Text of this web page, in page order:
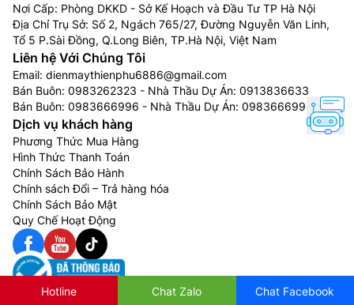
Ban đầu bạn muốn lắp Điều Hòa Multi với dàn lạnh
treo tường thì sau này vẫn có thể thay sang kiểu dáng
khác như âm trần, áp trần, giấu trần nối ống gió,… mà
không phải thay đổi cục nóng bên ngoài.
Nhược điểm của Điều hòa Multi
Dùđiều hòa Multi giá rẻ
có khá nhiều ưu điểm nhưng
bên cạnh đó chúng còn tồn tại những nhược điểm sau:
Điều hòa Mutil có chi phí đầu tư ban đầu khá cao
Điều hòa Multi thường có giá khá chênh lệch so với
chiếc Điều hòa thông thường, riêng cục nóng giá khá
cao. Và hơn hết không hẳn gia đình nào cũng có nhu
cầu lắp đặt Điều hòa cho tất cả các phòng trong nhà
mình. Do đó, việc đầu tư chọn mua Điều hòa Multi có
thể là không hợp lý.
Nơi Cấp: Phòng DKKD - Sở Kế Hoạch và Đầu Tư TP Hà Nội
Địa Chỉ Trụ Sở: Số 2, Ngách 765/27, Đường Nguyễn Văn Linh,
Tổ 5 P.Sài Đồng, Q.Long Biên, TP.Hà Nội, Việt Nam
Liên hệ Với Chúng Tôi
Email: dienmaythienphu6886@gmail.com
Bán Buôn: 0983262323 - Nhà Thầu Dự Án: 0913836633
Bán Buôn: 0983666996 - Nhà Thầu Dự Án: 0983666996
Dịch vụ khách hàng
Phương Thức Mua Hàng
Hình Thức Thanh Toán
Chính Sách Bảo Hành
Chính sách Đổi – Trả hàng hóa
Chính Sách Bảo Mật
Quy Chế Hoạt Động
Hotline Chat Zalo Chat Facebook